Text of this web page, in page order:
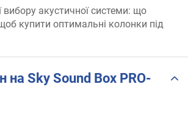
вибору акустичної системи: що
купити оптимальні колонки під
на Sky Sound Box PRO-